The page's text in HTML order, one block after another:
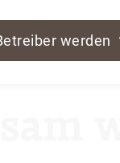
werden